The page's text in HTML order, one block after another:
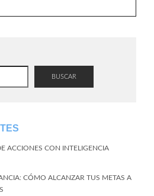
BUSCAR
ACCIONES CON INTELIGENCIA
CÓMO ALCANZAR TUS METAS A